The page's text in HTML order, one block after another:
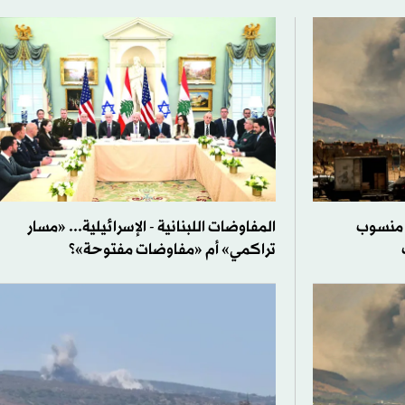
منسوب
المفاوضات اللبنانية - الإسرائيلية... «مسار
تراكمي» أم «مفاوضات مفتوحة»؟